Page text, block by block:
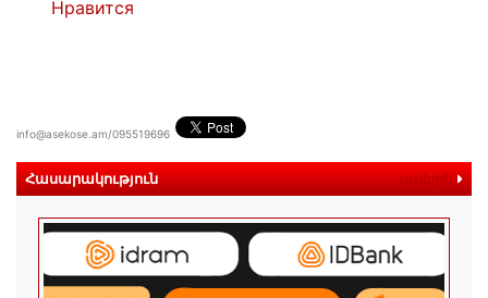
Нравится
info@asekose.am/095519696
Հասարակություն ավելին